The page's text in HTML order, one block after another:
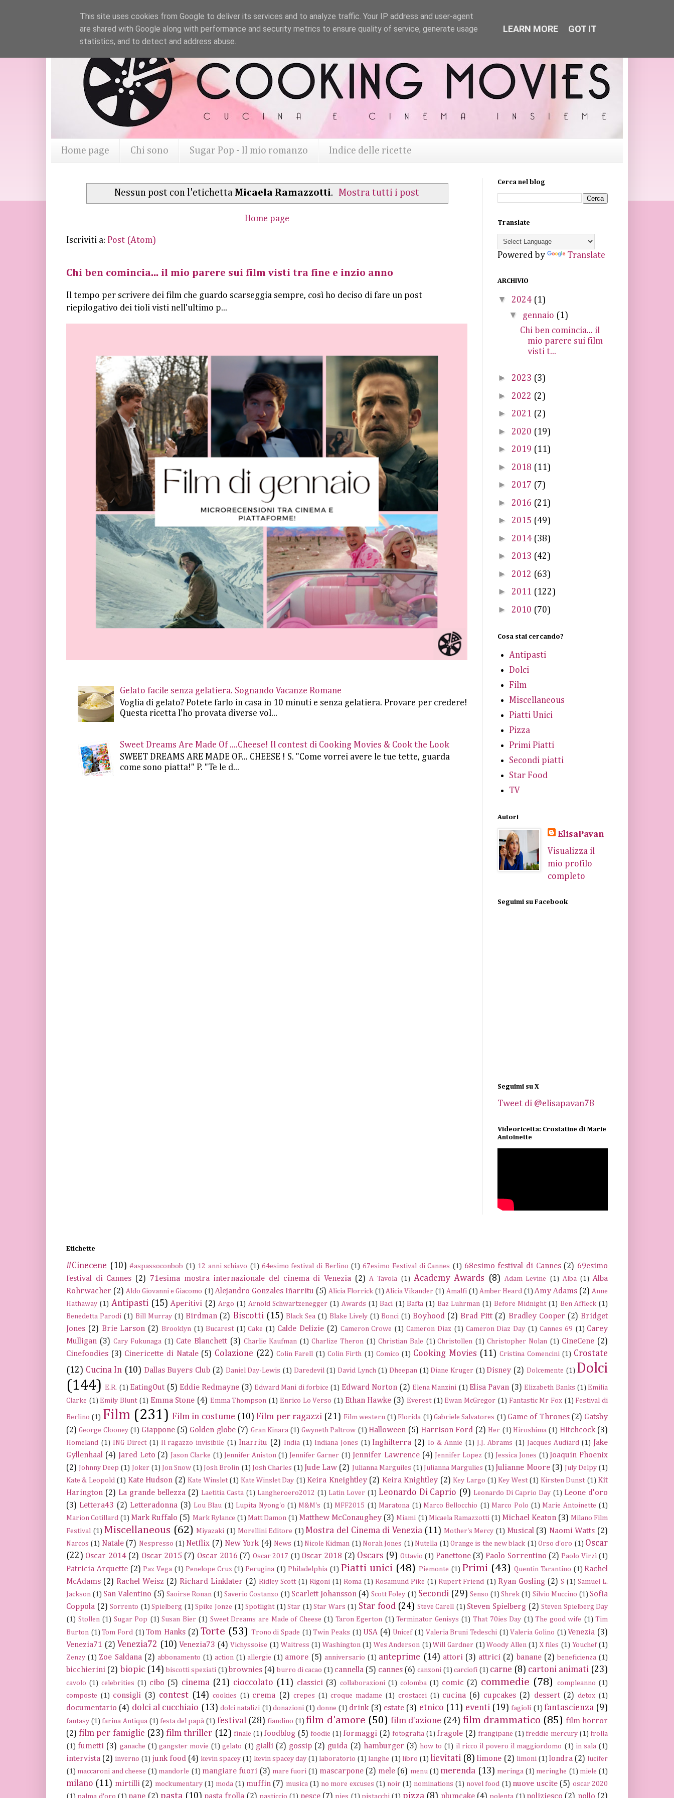
Home page Chi sono Sugar Pop - Il mio romanzo Indice delle ricette
Nessun post con l'etichetta Micaela Ramazzotti. Mostra tutti i post
Home page
Iscriviti a: Post (Atom)
Chi ben comincia... il mio parere sui film visti tra fine e inzio anno
Il tempo per scrivere dei film che guardo scarseggia sempre, così ho deciso di fare un post
riepilogativo dei tioli visti nell'ultimo p...
Gelato facile senza gelatiera. Sognando Vacanze Romane
Voglia di gelato? Potete farlo in casa in 10 minuti e senza gelatiera. Provare per credere!
Questa ricetta l'ho provata diverse vol...
Sweet Dreams Are Made Of ....Cheese! Il contest di Cooking Movies & Cook the Look
SWEET DREAMS ARE MADE OF... CHEESE ! S. "Come vorrei avere le tue tette, guarda
come sono piatta!" P. "Te le d...
Cerca nel blog
Translate
Powered by Translate
ARCHIVIO
▼ 2024 (1)
▼ gennaio (1)
Chi ben comincia... il
mio parere sui film
visti t...
► 2023 (3)
► 2022 (2)
► 2021 (2)
► 2020 (19)
► 2019 (11)
► 2018 (11)
► 2017 (7)
► 2016 (21)
► 2015 (49)
► 2014 (38)
► 2013 (42)
► 2012 (63)
► 2011 (122)
► 2010 (70)
Cosa stai cercando?
Antipasti
Dolci
Film
Miscellaneous
Piatti Unici
Pizza
Primi Piatti
Secondi piatti
Star Food
TV
Autori
ElisaPavan
Visualizza il
mio profilo
completo
Seguimi su Facebook
Seguimi su X
Tweet di @elisapavan78
Videoricetta: Crostatine di Marie
Antoinette
Etichette
#Cinecene (10) #aspassoconbob (1) 12 anni schiavo (1) 64esimo festival di Berlino (1) 67esimo Festival di Cannes (1) 68esimo festival di Cannes (2) 69esimo
festival di Cannes (2) 71esima mostra internazionale del cinema di Venezia (2) A Tavola (1) Academy Awards (8) Adam Levine (1) Alba (1) Alba
Rohrwacher (2) Aldo Giovanni e Giacomo (1) Alejandro Gonzales Iñarritu (5) Alicia Florrick (1) Alicia Vikander (1) Amalfi (1) Amber Heard (1) Amy Adams (2) Anne
Hathaway (1) Antipasti (15) Aperitivi (2) Argo (1) Arnold Schwartzenegger (1) Awards (1) Baci (1) Bafta (1) Baz Luhrman (1) Before Midnight (1) Ben Affleck (1)
Benedetta Parodi (1) Bill Murray (1) Birdman (2) Biscotti (15) Black Sea (1) Blake Lively (1) Bonci (1) Boyhood (2) Brad Pitt (2) Bradley Cooper (2) Bridget
Jones (2) Brie Larson (2) Brooklyn (1) Bucarest (1) Cake (1) Calde Delizie (2) Cameron Crowe (1) Cameron Diaz (1) Cameron Diaz Day (1) Cannes 69 (1) Carey
Mulligan (3) Cary Fukunaga (1) Cate Blanchett (3) Charlie Kaufman (1) Charlize Theron (1) Christian Bale (1) Christollen (1) Christopher Nolan (1) CineCene (2)
Cinefoodies (3) Cinericette di Natale (5) Colazione (22) Colin Farell (1) Colin Firth (1) Comico (1) Cooking Movies (11) Cristina Comencini (1) Crostate
(12) Cucina In (10) Dallas Buyers Club (2) Daniel Day-Lewis (1) Daredevil (1) David Lynch (1) Dheepan (1) Diane Kruger (1) Disney (2) Dolcemente (1) Dolci
(144)
E.R. (1) EatingOut (5) Eddie Redmayne (3) Edward Mani di forbice (1) Edward Norton (2) Elena Manzini (1) Elisa Pavan (3) Elizabeth Banks (1) Emilia
Clarke (1) Emily Blunt (1) Emma Stone (4) Emma Thompson (1) Enrico Lo Verso (1) Ethan Hawke (3) Everest (1) Ewan McGregor (1) Fantastic Mr Fox (1) Festival di
Berlino (1) Film (231) Film in costume (10) Film per ragazzi (21) Film western (1) Florida (1) Gabriele Salvatores (1) Game of Thrones (2) Gatsby
(2) George Clooney (1) Giappone (5) Golden globe (7) Gran Kinara (1) Gwyneth Paltrow (1) Halloween (5) Harrison Ford (2) Her (1) Hiroshima (1) Hitchcock (3)
Homeland (1) ING Direct (1) Il ragazzo invisibile (1) Inarritu (2) India (1) Indiana Jones (1) Inghilterra (2) Io & Annie (1) J.J. Abrams (1) Jacques Audiard (1) Jake
Gyllenhaal (4) Jared Leto (2) Jason Clarke (1) Jennifer Aniston (1) Jennifer Garner (1) Jennifer Lawrence (4) Jennifer Lopez (1) Jessica Jones (1) Joaquin Phoenix
(2)
Johnny Deep (1) Joker (1) Jon Snow (1) Josh Brolin (1) Josh Charles (1) Jude Law (2) Julianna Marguiles (1) Julianna Margulies (1) Julianne Moore (3) July Delpy (1)
Kate & Leopold (1) Kate Hudson (2) Kate Winslet (1) Kate Winslet Day (1) Keira Kneightley (2) Keira Knightley (2) Key Largo (1) Key West (1) Kirsten Dunst (1) Kit
Harington (2) La grande bellezza (2) Laetitia Casta (1) Langheroero2012 (1) Latin Lover (1) Leonardo Di Caprio (9) Leonardo Di Caprio Day (1) Leone d'oro
(3) Lettera43 (2) Letteradonna (3) Lou Blau (1) Lupita Nyong'o (1) M&M's (1) MFF2015 (1) Maratona (1) Marco Bellocchio (1) Marco Polo (1) Marie Antoinette (1)
Marion Cotillard (1) Mark Ruffalo (5) Mark Rylance (1) Matt Damon (1) Matthew McConaughey (3) Miami (1) Micaela Ramazzotti (1) Michael Keaton (3) Milano Film
Festival (1) Miscellaneous (62) Miyazaki (1) Morellini Editore (1) Mostra del Cinema di Venezia (11) Mother's Mercy (1) Musical (3) Naomi Watts (2)
Narcos (1) Natale (7) Nespresso (1) Netflix (7) New York (4) News (1) Nicole Kidman (1) Norah Jones (1) Nutella (1) Orange is the new black (1) Orso d'oro (1) Oscar
(22) Oscar 2014 (2) Oscar 2015 (7) Oscar 2016 (7) Oscar 2017 (1) Oscar 2018 (2) Oscars (9) Ottavio (1) Panettone (3) Paolo Sorrentino (2) Paolo Virzì (1)
Patricia Arquette (2) Paz Vega (1) Penelope Cruz (1) Perugina (1) Philadelphia (1) Piatti unici (48) Piemonte (1) Primi (43) Quentin Tarantino (1) Rachel
McAdams (2) Rachel Weisz (2) Richard Linklater (2) Ridley Scott (1) Rigoni (1) Roma (1) Rosamund Pike (1) Rupert Friend (1) Ryan Gosling (2) S (1) Samuel L.
Jackson (1) San Valentino (5) Saoirse Ronan (1) Saverio Costanzo (1) Scarlett Johansson (4) Scott Foley (1) Secondi (29) Senso (1) Shrek (1) Silvio Muccino (1) Sofia
Coppola (2) Sorrento (1) Spielberg (1) Spike Jonze (1) Spotlight (1) Star (1) Star Wars (1) Star food (24) Steve Carell (1) Steven Spielberg (2) Steven Spielberg Day
(1) Stollen (1) Sugar Pop (1) Susan Bier (1) Sweet Dreams are Made of Cheese (1) Taron Egerton (1) Terminator Genisys (1) That 70ies Day (1) The good wife (1) Tim
Burton (1) Tom Ford (1) Tom Hanks (2) Torte (53) Trono di Spade (1) Twin Peaks (1) USA (4) Unicef (1) Valeria Bruni Tedeschi (1) Valeria Golino (1) Venezia (3)
Venezia71 (2) Venezia72 (10) Venezia73 (4) Vichyssoise (1) Waitress (1) Washington (1) Wes Anderson (1) Will Gardner (1) Woody Allen (1) X files (1) Youchef (1)
Zenzy (1) Zoe Saldana (2) abbonamento (1) action (1) allergie (1) amore (5) anniversario (1) anteprime (14) attori (3) attrici (2) banane (2) beneficienza (1)
bicchierini (2) biopic (14) biscotti speziati (1) brownies (4) burro di cacao (1) cannella (5) cannes (6) canzoni (1) carciofi (1) carne (8) cartoni animati (23)
cavolo (1) celebrities (1) cibo (5) cinema (21) cioccolato (11) classici (3) collaborazioni (1) colomba (1) comic (2) commedie (78) compleanno (1)
composte (1) consigli (3) contest (14) cookies (1) crema (2) crepes (1) croque madame (1) crostacei (1) cucina (6) cupcakes (2) dessert (2) detox (1)
documentario (4) dolci al cucchiaio (13) dolci natalizi (1) donazioni (1) donne (1) drink (3) estate (3) etnico (11) eventi (19) fagioli (1) fantascienza (9)
fantasy (1) farina Antiqua (1) festa del papà (1) festival (28) fiandino (1) film d'amore (50) film d'azione (24) film drammatico (85) film horror
(2) film per famiglie (23) film thriller (12) finale (1) foodblog (5) foodie (1) formaggi (2) fotografia (1) fragole (2) frangipane (1) freddie mercury (1) frolla
(1) fumetti (3) ganache (1) gangster movie (1) gelato (1) gialli (2) gossip (2) guida (2) hamburger (3) how to (1) il ricco il povero il maggiordomo (1) in sala (1)
intervista (2) inverno (1) junk food (4) kevin spacey (1) kevin spacey day (1) laboratorio (1) langhe (1) libro (1) lievitati (8) limone (2) limoni (1) londra (2) lucifer
(1) maccaroni and cheese (1) mandorle (1) mangiare fuori (3) mare fuori (1) mascarpone (2) mele (6) menu (1) merenda (13) meringa (1) meringhe (1) miele (1)
milano (11) mirtilli (2) mockumentary (1) moda (1) muffin (7) musica (1) no more excuses (1) noir (1) nominations (1) novel food (1) nuove uscite (5) oscar 2020
(1) palma d'oro (1) pane (2) pasta (10) pasta frolla (2) pasticcio (1) pesce (7) pies (1) pistacchi (1) pizza (8) plumcake (4) polenta (1) poliziesco (2) pollo (2)
This site uses cookies from Google to deliver its services and to analyze traffic. Your IP address and user-agent
are shared with Google along with performance and security metrics to ensure quality of service, generate usage
statistics, and to detect and address abuse.
LEARN MORE GOT IT